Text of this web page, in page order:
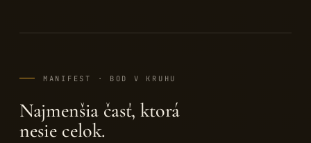
MANIFEST · BOD V KRUHU
Najmenšia časť, ktorá
nesie celok.